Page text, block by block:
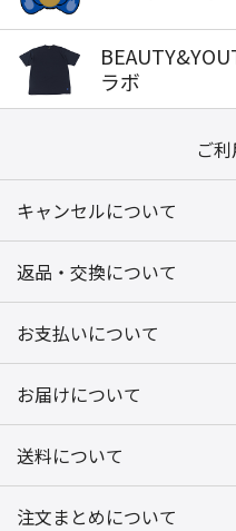
ラボ
ご
キャンセルについて
返品・交換について
お支払いについて
お届けについて
送料について
注文まとめについて